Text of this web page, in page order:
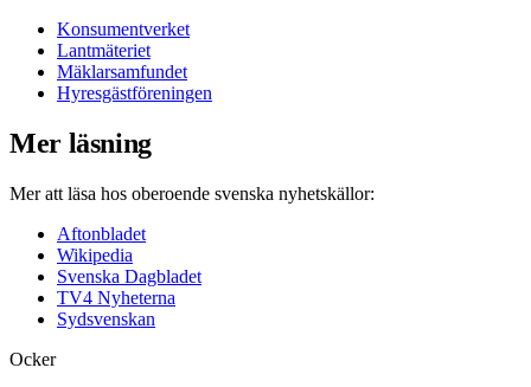
Konsumentverket
Lantmäteriet
Mäklarsamfundet
Hyresgästföreningen
Mer läsning
Mer att läsa hos oberoende svenska nyhetskällor:
Aftonbladet
Wikipedia
Svenska Dagbladet
TV4 Nyheterna
Sydsvenskan
Ocker